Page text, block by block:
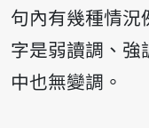
句內有幾種情況
字是弱讀調、強
中也無變調。